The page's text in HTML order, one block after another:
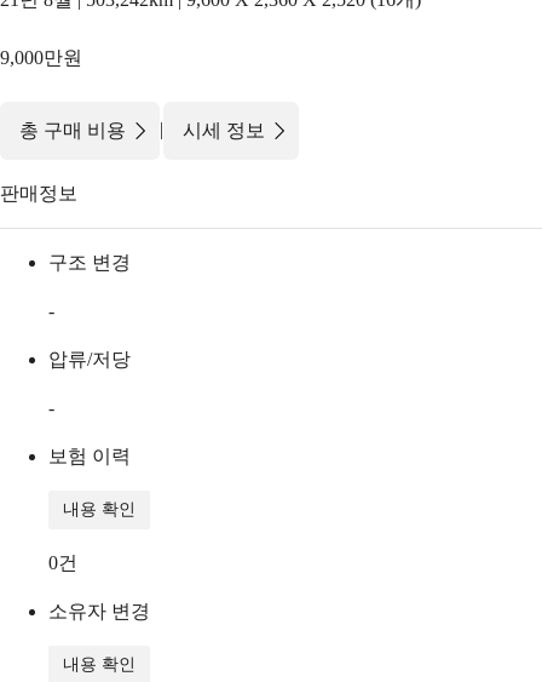
9,000만원
총 구매 비용 | 시세 정보
판매정보
구조 변경
-
압류/저당
-
보험 이력
내용 확인
0건
소유자 변경
내용 확인